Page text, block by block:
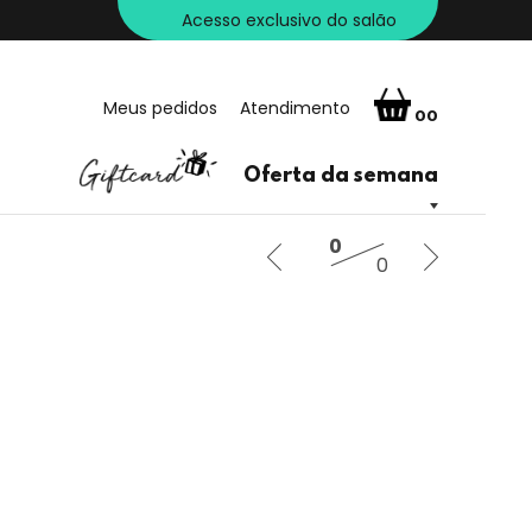
Acesso exclusivo do salão
Meus pedidos Atendimento 00
Oferta da semana
0
0